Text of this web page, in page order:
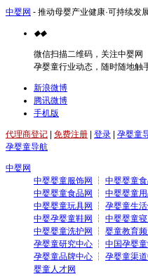
中婴网 - 推动母婴产业健康·可持续发
◆◆
微信扫描二维码，关注中婴网
孕婴童行业动态，随时随地触
新浪微博
腾讯微博
手机版
代理商登记 免费注册 登录
孕婴童
孕婴童导航
中婴网
中婴婴童服饰网
┆ 中婴婴童食
中婴婴童食品网
┆ 中婴婴童用
中婴婴童玩具网
┆ 孕婴童生
中婴孕婴童鞋网
┆ 中婴婴童寝
中婴婴童洗护网
┆ 婴童教育
孕婴童研究中心 ┆ 中国孕婴
孕婴童品牌中心 ┆ 孕婴童渠
婴童人才网